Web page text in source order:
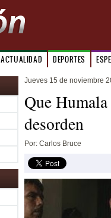
ACTUALIDAD DEPORTES
Jueves 15 de noviembre
Que
desorden
Por: Carlos Bruce